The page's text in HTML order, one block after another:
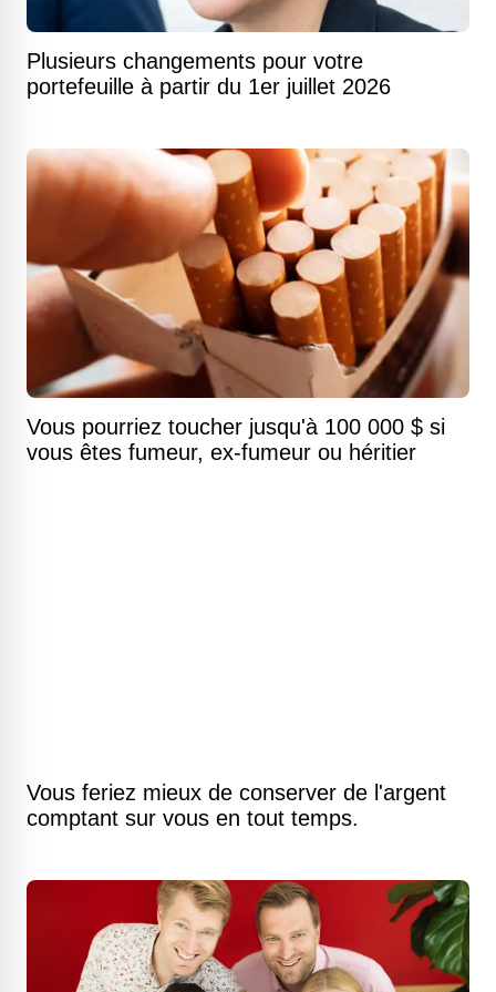
Plusieurs changements pour votre
portefeuille à partir du 1er juillet 2026
Vous pourriez toucher jusqu'à 100 000 $ si
vous êtes fumeur, ex-fumeur ou héritier
Vous feriez mieux de conserver de l'argent
comptant sur vous en tout temps.